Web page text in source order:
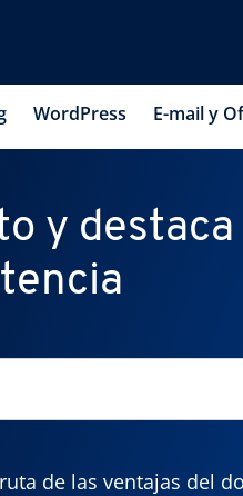
WordPress E-mail y
y
de las ventajas del